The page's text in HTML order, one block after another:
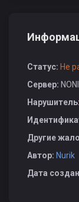
Статус: Не
Сервер:
Нарушитель:
Другие
Автор: Nurik
Дата